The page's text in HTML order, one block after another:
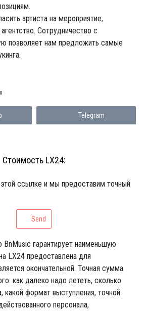
артиста на мероприятие,
Сотрудничество с
позволяет нам предложить самые
Telegram
Стоимость LX24:
этой ссылке и мы предоставим точный
Send
BnMusic гарантирует наименьшую
LX24 предоставлена для
окончательной. Точная сумма
как далеко надо лететь, сколько
какой формат выступления, точной
персонала,